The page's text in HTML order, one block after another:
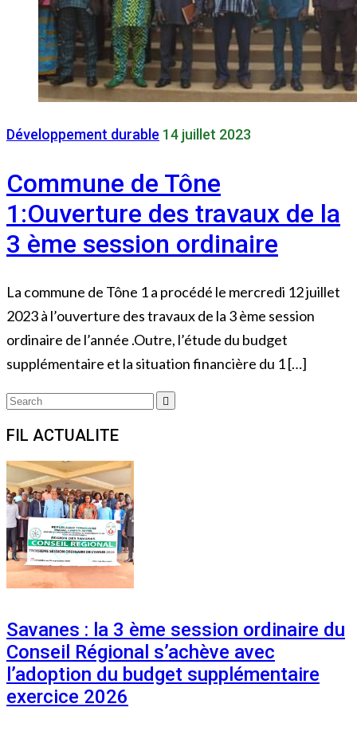
Développement durable 14 juillet 2023
Commune de Tône
1:Ouverture des travaux de la
3 ème session ordinaire
La commune de Tône 1 a procédé le mercredi 12 juillet
2023 à l’ouverture des travaux de la 3 ème session
ordinaire de l’année .Outre, l’étude du budget
supplémentaire et la situation financière du 1 […]
Search
FIL ACTUALITE
Savanes : la 3 ème session ordinaire du
Conseil Régional s’achève avec
l’adoption du budget supplémentaire
exercice 2026